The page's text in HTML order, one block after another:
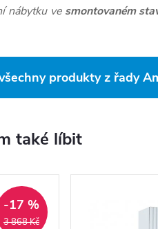
nábytku ve smontovaném
produkty z řady
také líbit
3 868 Kč
-17 %